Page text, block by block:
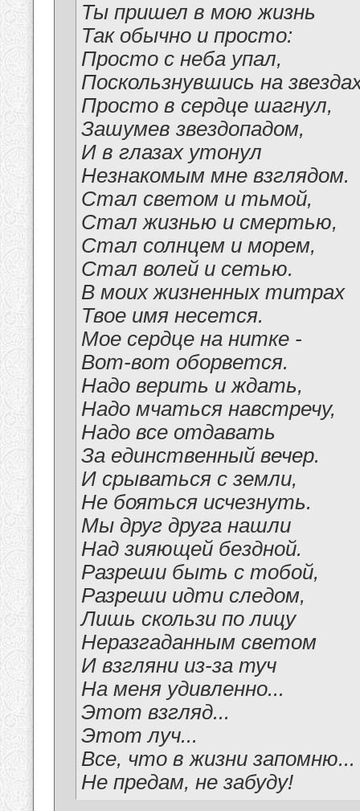
Ты пришел в мою жизнь
Так обычно и просто:
Просто с неба упал,
Поскользнувшись на
Просто в сердце шагнул,
Зашумев звездопадом,
И в глазах утонул
Незнакомым мне взглядом.
Стал светом и тьмой,
Стал жизнью и смертью,
Стал солнцем и морем,
Стал волей и сетью.
В моих жизненных титрах
Твое имя несется.
Мое сердце на нитке -
Вот-вот оборвется.
Надо верить и ждать,
Надо мчаться навстречу,
Надо все отдавать
За единственный вечер.
И срываться с земли,
Не бояться исчезнуть.
Мы друг друга нашли
Над зияющей бездной.
Разреши быть с тобой,
Разреши идти следом,
Лишь скользи по лицу
Неразгаданным светом
И взгляни из-за туч
На меня удивленно...
Этот взгляд...
Этот луч...
Все, что в жизни запомню...
Не предам, не забуду!